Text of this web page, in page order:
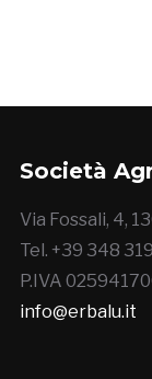
Società
Via Fossali, 4,
Tel. +39 348
P.IVA
info@erbalu.it